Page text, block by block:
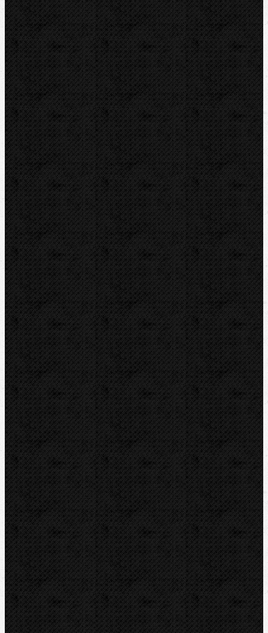
Svářečky plastů
Nůžky
Řezáky a kolečka
Odhrotovače, kalibry
Úkosovače
Hasáky, kleště, klíče
Ohýbačky
Vyhrdlovače
Lisování
Závitořezy
Drážkovače
Pily
Tlakové pumpy
Čističky kanalizace
Odvápňovací systémy
Klimatizační technika